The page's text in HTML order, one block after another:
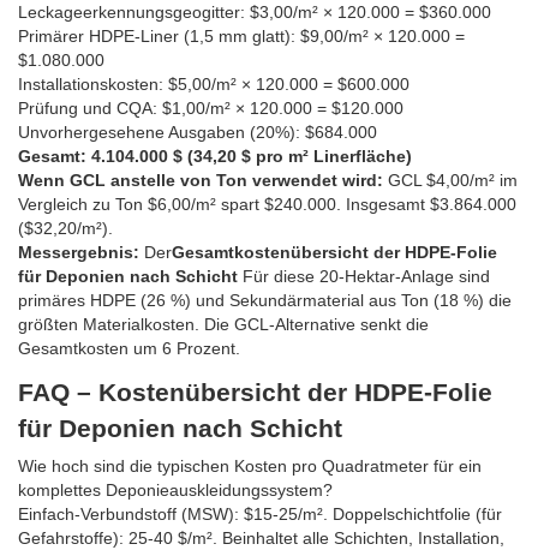
Leckageerkennungsgeogitter: $3,00/m² × 120.000 = $360.000
Primärer HDPE-Liner (1,5 mm glatt): $9,00/m² × 120.000 =
$1.080.000
Installationskosten: $5,00/m² × 120.000 = $600.000
Prüfung und CQA: $1,00/m² × 120.000 = $120.000
Unvorhergesehene Ausgaben (20%): $684.000
Gesamt: 4.104.000 $ (34,20 $ pro m² Linerfläche)
Wenn GCL anstelle von Ton verwendet wird: GCL $4,00/m² im
Vergleich zu Ton $6,00/m² spart $240.000. Insgesamt $3.864.000
($32,20/m²).
Messergebnis: DerGesamtkostenübersicht der HDPE-Folie
für Deponien nach Schicht Für diese 20-Hektar-Anlage sind
primäres HDPE (26 %) und Sekundärmaterial aus Ton (18 %) die
größten Materialkosten. Die GCL-Alternative senkt die
Gesamtkosten um 6 Prozent.
FAQ – Kostenübersicht der HDPE-Folie
für Deponien nach Schicht
Wie hoch sind die typischen Kosten pro Quadratmeter für ein
komplettes Deponieauskleidungssystem?
Einfach-Verbundstoff (MSW): $15-25/m². Doppelschichtfolie (für
Gefahrstoffe): 25-40 $/m². Beinhaltet alle Schichten, Installation,